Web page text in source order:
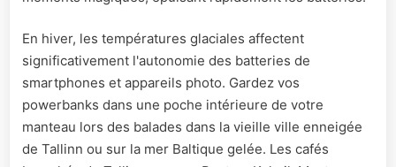
En hiver, les températures glaciales affectent
significativement l'autonomie des batteries de
smartphones et appareils photo. Gardez vos
powerbanks dans une poche intérieure de votre
manteau lors des balades dans la vieille ville enneigée
de Tallinn ou sur la mer Baltique gelée. Les cafés